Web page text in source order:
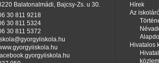
Balatonalmádi, Bajcsy-Zs. u 30.
30 811 9218
30 811 5324
30 811 5372
Hírek
Az
Hivatalos